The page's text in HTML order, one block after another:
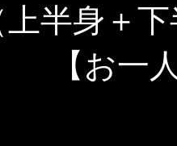
半身＋下
【お一